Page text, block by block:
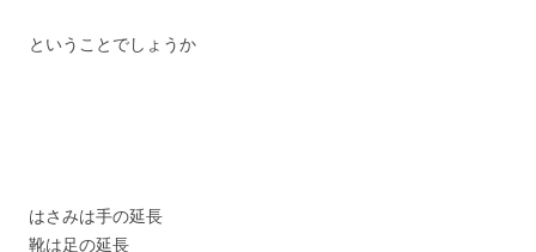
ということでしょうか
はさみは手の延長
靴は足の延長